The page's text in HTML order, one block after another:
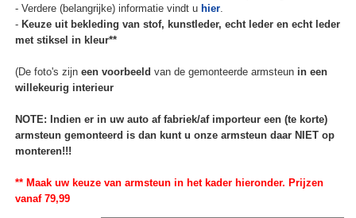
- Verdere (belangrijke) informatie vindt u hier.
- Keuze uit bekleding van stof, kunstleder, echt leder en echt leder
met stiksel in kleur**
(De foto's zijn een voorbeeld van de gemonteerde armsteun in een
willekeurig interieur
NOTE: Indien er in uw auto af fabriek/af importeur een (te korte)
armsteun gemonteerd is dan kunt u onze armsteun daar NIET op
monteren!!!
** Maak uw keuze van armsteun in het kader hieronder. Prijzen
vanaf 79,99